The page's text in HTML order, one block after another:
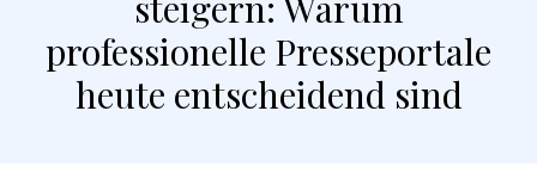
professionelle Presseportale
heute entscheidend sind